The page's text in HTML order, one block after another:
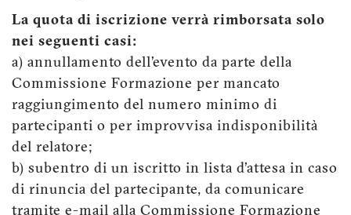
La quota di iscrizione verrà rimborsata solo
nei seguenti casi:
a) annullamento dell’evento da parte della
Commissione Formazione per mancato
raggiungimento del numero minimo di
partecipanti o per improvvisa indisponibilità
del relatore;
b) subentro di un iscritto in lista d’attesa in caso
di rinuncia del partecipante, da comunicare
tramite e-mail alla Commissione Formazione